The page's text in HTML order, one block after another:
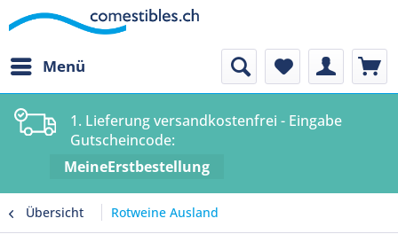
Menü
1. Lieferung versandkostenfrei - Eingabe
Gutscheincode:
MeineErstbestellung
Übersicht Rotweine Ausland